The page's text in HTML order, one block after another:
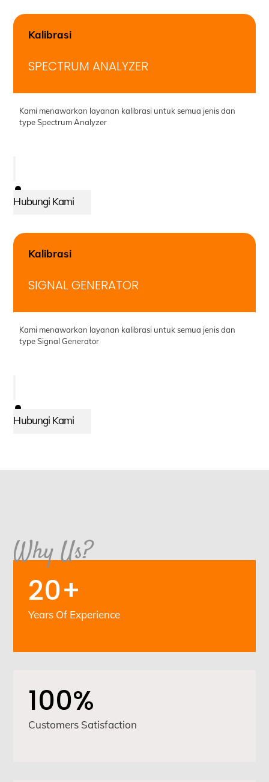
Kalibrasi
SPECTRUM ANALYZER
Kami menawarkan layanan kalibrasi untuk semua jenis dan
type Spectrum Analyzer
Hubungi Kami
Kalibrasi
SIGNAL GENERATOR
Kami menawarkan layanan kalibrasi untuk semua jenis dan
type Signal Generator
Hubungi Kami
Why Us?
20+
Years Of Experience
100%
Customers Satisfaction